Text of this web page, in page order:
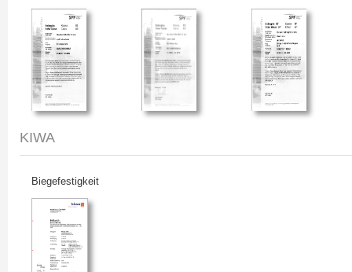
KIWA
Biegefestigkeit